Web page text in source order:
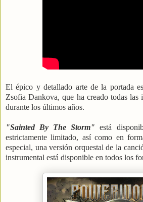
El épico y detallado arte de la portada
Zsofia Dankova, que ha creado todas las
durante los últimos años.
"Sainted By The Storm"está
estrictamente limitado, así como en
especial, una versión orquestal de la
instrumental está disponible en todos los